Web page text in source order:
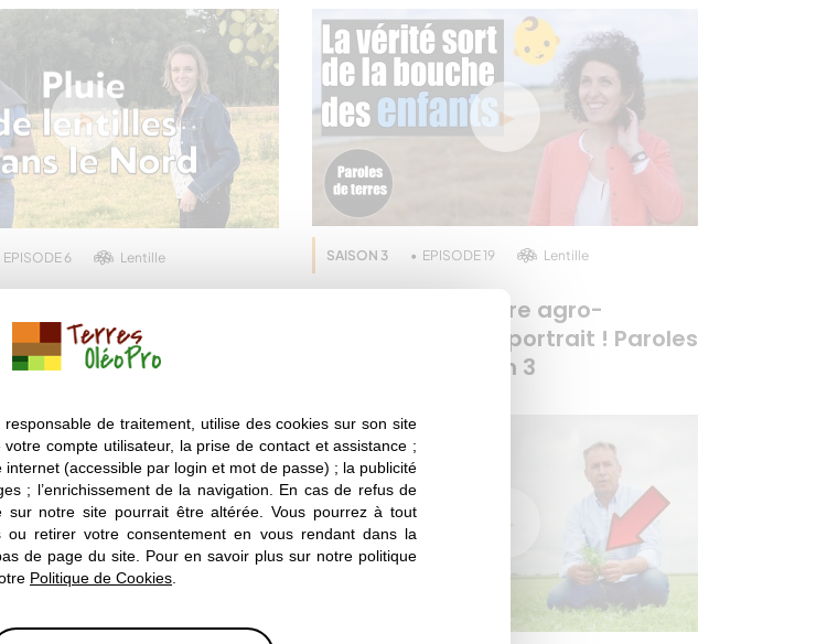
de traitement, utilise des cookies sur son site
compte utilisateur, la prise de contact et assistance ;
internet (accessible par login et mot de passe) ; la publicité
; l’enrichissement de la navigation. En cas de refus de
sur notre site pourrait être altérée. Vous pourrez à tout
ou retirer votre consentement en vous rendant dans la
de page du site. Pour en savoir plus sur notre politique
Politique de Cookies
EPISODE 6 Lentille
le Nord
SAISON 3 EPISODE 19 Lentille
Noémie, ingénieure agro-
alimentaire : son portrait ! Paroles
de Terres - Saison 3